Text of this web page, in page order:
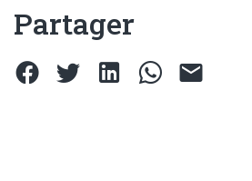
Partager